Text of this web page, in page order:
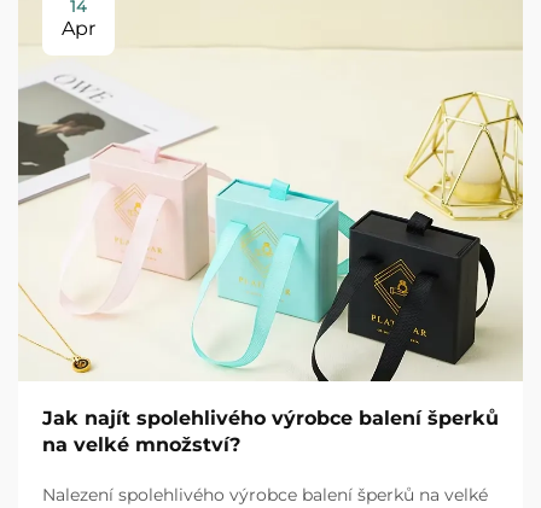
14
Apr
Jak najít spolehlivého výrobce balení šperků
na velké množství?
Nalezení spolehlivého výrobce balení šperků na velké